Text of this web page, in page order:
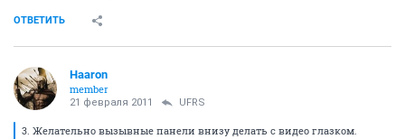
ОТВЕТИТЬ
Haaron
member
21 февраля 2011 UFRS
3. Желательно вызывные панели внизу делать с видео глазком.